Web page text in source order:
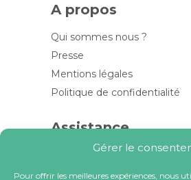
Gérer le
Pour offrir les meilleures expériences, nous
A propos
Qui sommes nous ?
Presse
Mentions légales
Politique de confidentialité
Assistance
Contactez-nous
FAQ